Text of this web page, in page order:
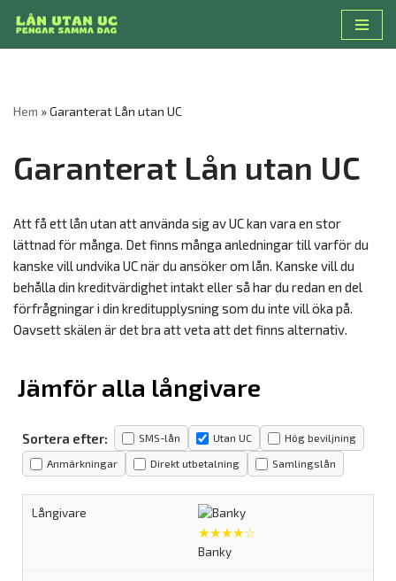
Hoppa
Hem »Garanterat Lån utan UC
Garanterat Lån utan UC
Att få ett lån utan att använda sig av UC kan vara en stor
lättnad för många. Det finns många anledningar till varför du
kanske vill undvika UC när du ansöker om lån. Kanske vill du
behålla din kreditvärdighet intakt eller så har du redan en del
förfrågningar i din kreditupplysning som du inte vill öka på.
Oavsett skälen är det bra att veta att det finns alternativ.
Jämför alla långivare
Sortera efter: SMS-lån Utan UC Hög beviljning
Anmärkningar Direkt utbetalning Samlingslån
★★★★☆
Banky